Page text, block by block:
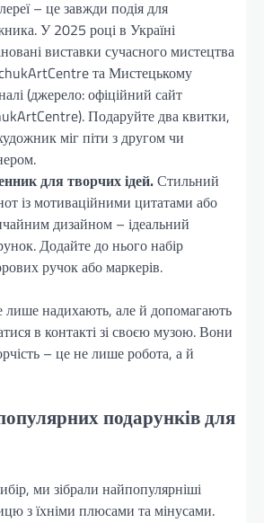
– це завжди подія для
У 2025 році в Україні
виставки сучасного мистецтва
та Мистецькому
(джерело: офіційний сайт
Подаруйте два квитки,
міг піти з другом чи
для творчих ідей.Стильний
із мотиваційними цитатами або
дизайном – ідеальний
Додайте до нього набір
ручок або маркерів.
лише надихають, але й допомагають
в контакті зі своєю музою. Вони
– це не лише робота, а й
подарунків для
ми зібрали найпопулярніші
з їхніми плюсами та мінусами.